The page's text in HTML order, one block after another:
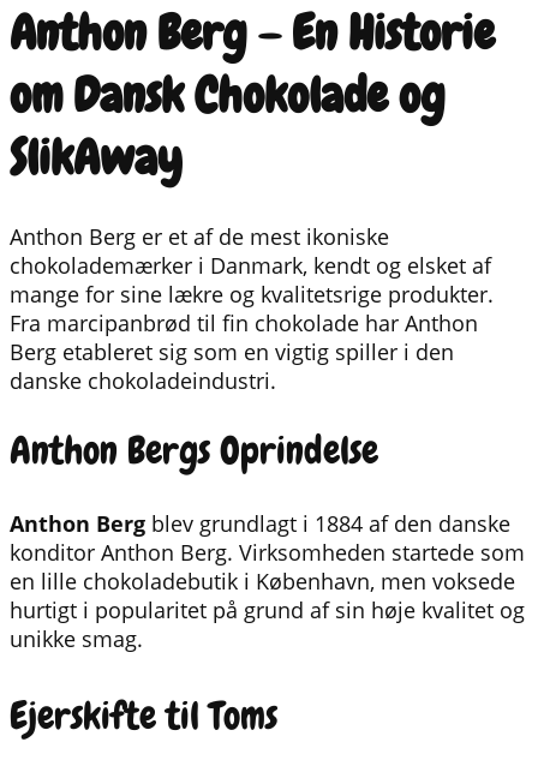
Anthon Berg – En Historie
om Dansk Chokolade og
SlikAway
Anthon Berg er et af de mest ikoniske
chokolademærker i Danmark, kendt og elsket af
mange for sine lækre og kvalitetsrige produkter.
Fra marcipanbrød til fin chokolade har Anthon
Berg etableret sig som en vigtig spiller i den
danske chokoladeindustri.
Anthon Bergs Oprindelse
Anthon Berg blev grundlagt i 1884 af den danske
konditor Anthon Berg. Virksomheden startede som
en lille chokoladebutik i København, men voksede
hurtigt i popularitet på grund af sin høje kvalitet og
unikke smag.
Ejerskifte til Toms